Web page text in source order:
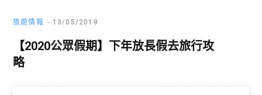
旅遊情報 13/05/2019
【2020公眾假期】下年放長假去旅行攻
略